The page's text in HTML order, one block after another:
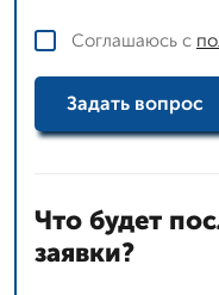
Соглашаюсь с
Задать вопрос
Что будет
заявки?